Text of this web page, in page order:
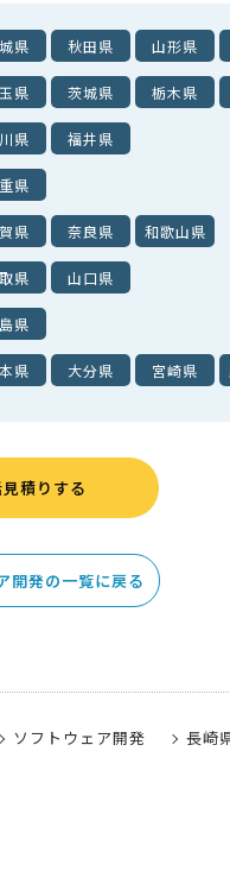
県 秋田県 山形県
県 茨城県 栃木県
県 福井県
県
県 奈良県 和歌山県
県 山口県
県
県 大分県 宮崎県
積りする
開発の一覧に戻る
ソフトウェア開発 長崎